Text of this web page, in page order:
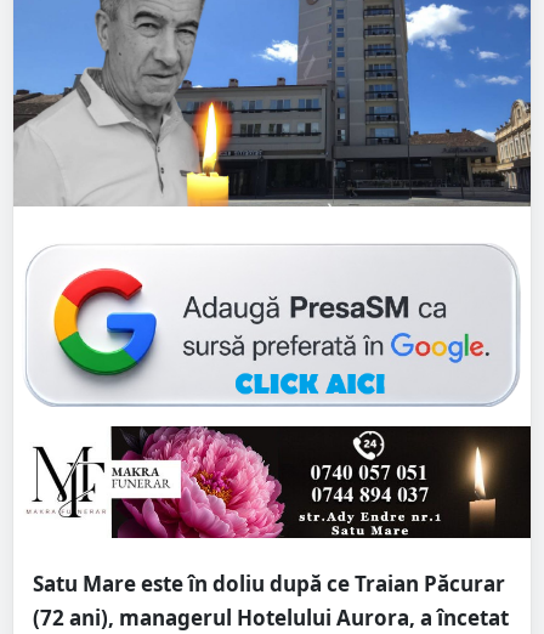
Satu Mare este în doliu după ce Traian Păcurar
(72 ani), managerul Hotelului Aurora, a încetat